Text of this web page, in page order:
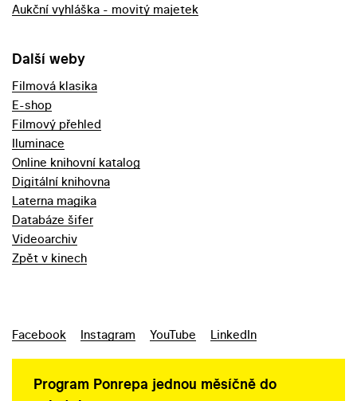
Aukční vyhláška - movitý majetek
Další weby
Filmová klasika
E-shop
Filmový přehled
Iluminace
Online knihovní katalog
Digitální knihovna
Laterna magika
Databáze šifer
Videoarchiv
Zpět v kinech
Facebook Instagram YouTube LinkedIn
Program Ponrepa jednou měsíčně do